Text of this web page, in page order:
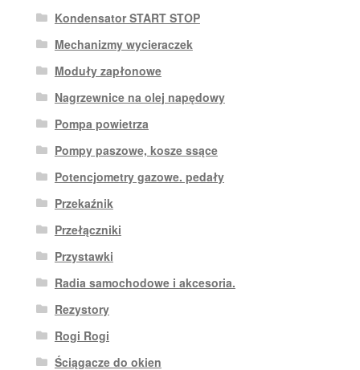
Kondensator START STOP
Mechanizmy wycieraczek
Moduły zapłonowe
Nagrzewnice na olej napędowy
Pompa powietrza
Pompy paszowe, kosze ssące
Potencjometry gazowe. pedały
Przekaźnik
Przełączniki
Przystawki
Radia samochodowe i akcesoria.
Rezystory
Rogi Rogi
Ściągacze do okien